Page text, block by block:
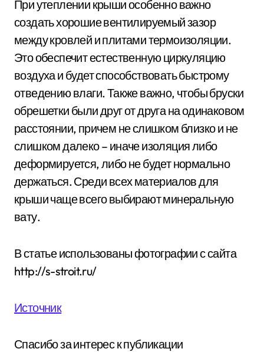
При утеплении крыши особенно важно
создать хорошие вентилируемый зазор
между кровлей и плитами термоизоляции.
Это обеспечит естественную циркуляцию
воздуха и будет способствовать быстрому
отведению влаги. Также важно, чтобы бруски
обрешетки были друг от друга на одинаковом
расстоянии, причем не слишком близко и не
слишком далеко – иначе изоляция либо
деформируется, либо не будет нормально
держаться. Среди всех материалов для
крыши чаще всего выбирают минеральную
вату.
В статье использованы фотографии с сайта
http://s-stroit.ru/
Источник
Спасибо за интерес к публикации